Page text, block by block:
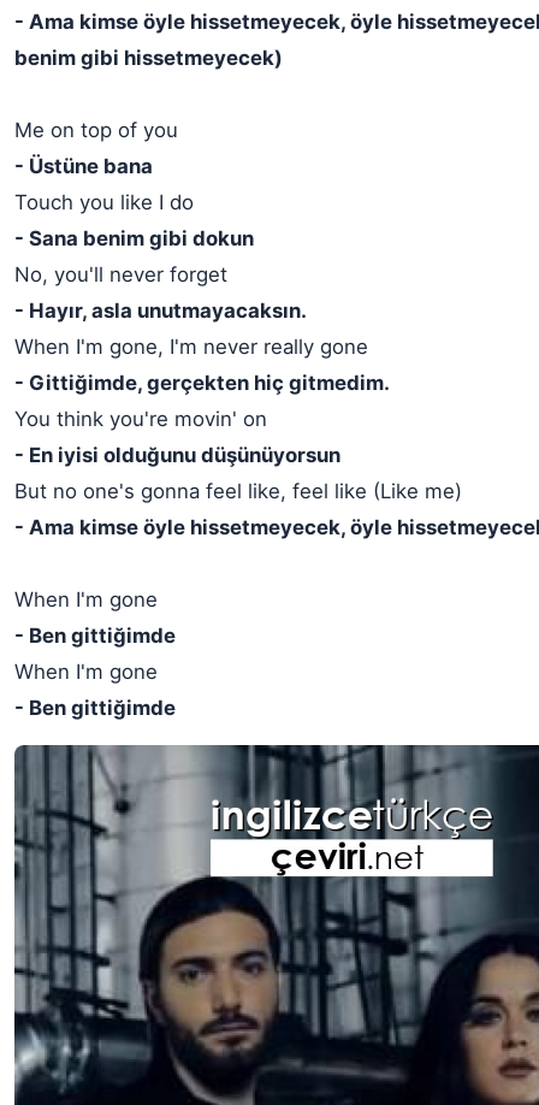
- Ama kimse öyle hissetmeyecek, öyle
benim gibi hissetmeyecek)
Me on top of you
- Üstüne bana
Touch you like I do
- Sana benim gibi dokun
No, you'll never forget
- Hayır, asla unutmayacaksın.
When I'm gone, I'm never really gone
- Gittiğimde, gerçekten hiç gitmedim.
You think you're movin' on
- En iyisi olduğunu düşünüyorsun
But no one's gonna feel like, feel like (Like me)
- Ama kimse öyle hissetmeyecek, öyle
When I'm gone
- Ben gittiğimde
When I'm gone
- Ben gittiğimde